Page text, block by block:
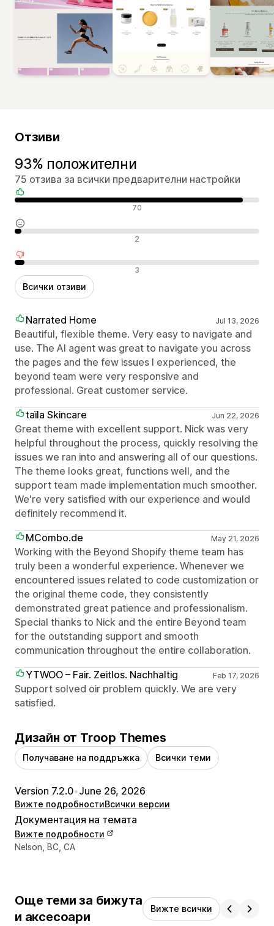
Отзиви
93% положителни
75 отзива за всички предварителни настройки
Положителни отзиви 70
Неутрални отзиви 2
Отрицателни отзиви 3
Всички отзиви
Narrated Home Jul 13, 2026
Beautiful, flexible theme. Very easy to navigate and
use. The AI agent was great to navigate you across
the pages and the few issues I experienced, the
beyond team were very responsive and
professional. Great customer service.
taїla Skincare
Jun 22, 2026
Great theme with excellent support. Nick was very
helpful throughout the process, quickly resolving the
issues we ran into and answering all of our questions.
The theme looks great, functions well, and the
support team made implementation much smoother.
We're very satisfied with our experience and would
definitely recommend it.
MCombo.de
May 21, 2026
Working with the Beyond Shopify theme team has
truly been a wonderful experience. Whenever we
encountered issues related to code customization or
the original theme code, they consistently
demonstrated great patience and professionalism.
Special thanks to Nick and the entire Beyond team
for the outstanding support and smooth
communication throughout the entire collaboration.
YTWOO – Fair. Zeitlos. Nachhaltig
Feb 17, 2026
Support solved oir problem quickly. We are very
satisfied.
Дизайн от Troop Themes
Получаване на поддръжка Всички теми
Version 7.2.0•June 26, 2026
Вижте подробностиВсички версии
Документация на темата
Вижте подробности
Данни за връзка с дизайнера
Nelson, BC, CA
Още теми за бижута
и аксесоари
Вижте всички